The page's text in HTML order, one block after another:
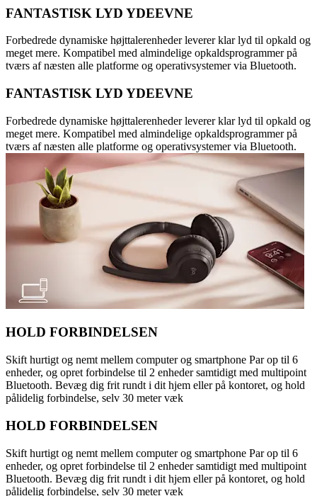
FANTASTISK LYD YDEEVNE
Forbedrede dynamiske højttalerenheder leverer klar lyd til opkald og
meget mere. Kompatibel med almindelige opkaldsprogrammer på
tværs af næsten alle platforme og operativsystemer via Bluetooth.
FANTASTISK LYD YDEEVNE
Forbedrede dynamiske højttalerenheder leverer klar lyd til opkald og
meget mere. Kompatibel med almindelige opkaldsprogrammer på
tværs af næsten alle platforme og operativsystemer via Bluetooth.
HOLD FORBINDELSEN
Skift hurtigt og nemt mellem computer og smartphone Par op til 6
enheder, og opret forbindelse til 2 enheder samtidigt med multipoint
Bluetooth. Bevæg dig frit rundt i dit hjem eller på kontoret, og hold
pålidelig forbindelse, selv 30 meter væk
HOLD FORBINDELSEN
Skift hurtigt og nemt mellem computer og smartphone Par op til 6
enheder, og opret forbindelse til 2 enheder samtidigt med multipoint
Bluetooth. Bevæg dig frit rundt i dit hjem eller på kontoret, og hold
pålidelig forbindelse, selv 30 meter væk